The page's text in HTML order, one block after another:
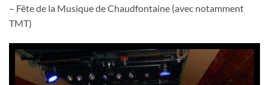
– Fête de la Musique de Chaudfontaine (avec notamment
TMT)